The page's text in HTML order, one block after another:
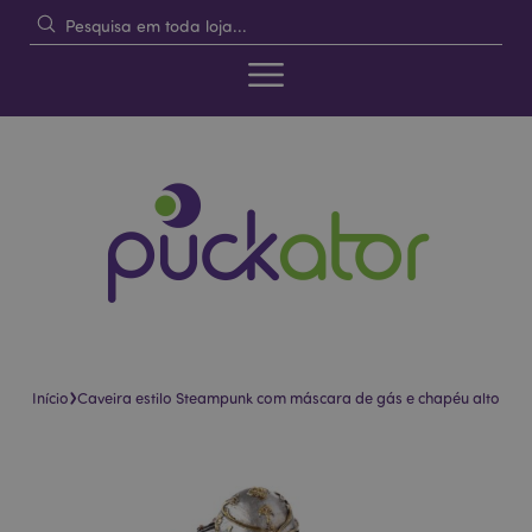
Início›Caveira estilo Steampunk com máscara de gás e chapéu alto